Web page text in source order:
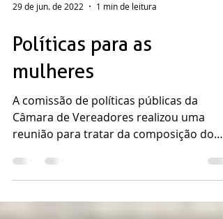
29 de jun. de 2022 1 min de leitura
Políticas para as
mulheres
A comissão de políticas públicas da
Câmara de Vereadores realizou uma
reunião para tratar da composição do